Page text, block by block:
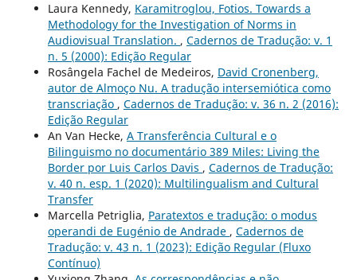
Laura Kennedy, Karamitroglou, Fotios. Towards a
Methodology for the Investigation of Norms in
Audiovisual Translation. , Cadernos de Tradução: v. 1
n. 5 (2000): Edição Regular
Rosângela Fachel de Medeiros, David Cronenberg,
autor de Almoço Nu. A tradução intersemiótica como
transcriação , Cadernos de Tradução: v. 36 n. 2 (2016):
Edição Regular
An Van Hecke, A Transferência Cultural e o
Bilinguismo no documentário 389 Miles: Living the
Border por Luis Carlos Davis , Cadernos de Tradução:
v. 40 n. esp. 1 (2020): Multilingualism and Cultural
Transfer
Marcella Petriglia, Paratextos e tradução: o modus
operandi de Eugénio de Andrade , Cadernos de
Tradução: v. 43 n. 1 (2023): Edição Regular (Fluxo
Contínuo)